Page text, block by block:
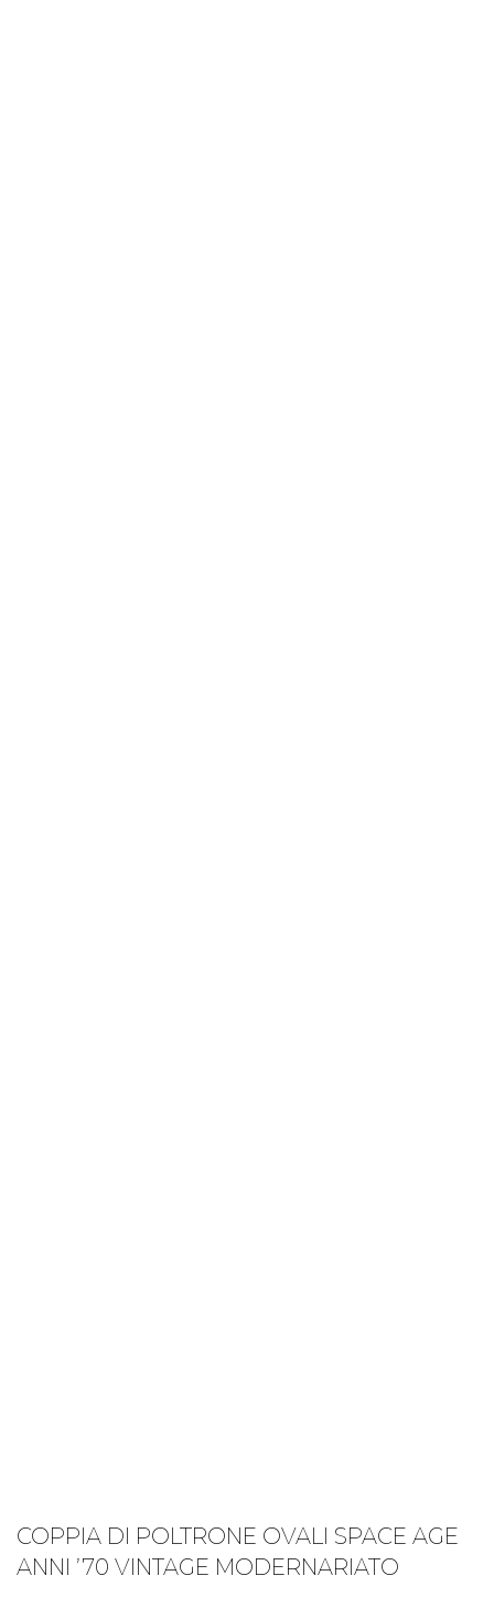
COPPIA DI POLTRONE OVALI SPACE AGE
ANNI ’70 VINTAGE MODERNARIATO